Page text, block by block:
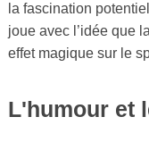
la fascination
joue avec l’idée que
effet magique sur le
L'humour et